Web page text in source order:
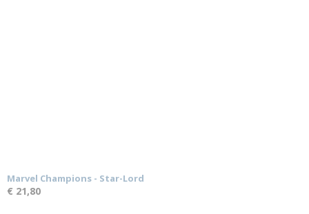
Marvel Champions - Star-Lord
€ 21,80